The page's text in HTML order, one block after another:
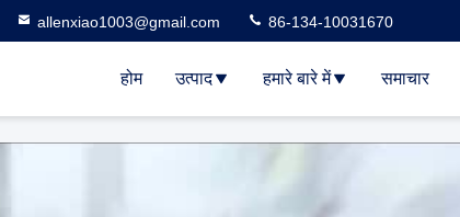
allenxiao1003@gmail.com 86-134-10031670
होम उत्पाद हमारे बारे में समाचार